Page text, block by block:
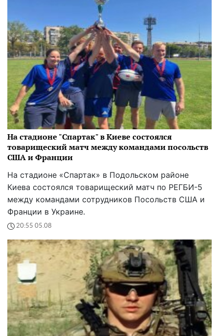
На стадионе "Спартак" в Киеве состоялся
товарищеский матч между командами посольств
США и Франции
На стадионе «Спартак» в Подольском районе
Киева состоялся товарищеский матч по РЕГБИ-5
между командами сотрудников Посольств США и
Франции в Украине.
20:55 05.08